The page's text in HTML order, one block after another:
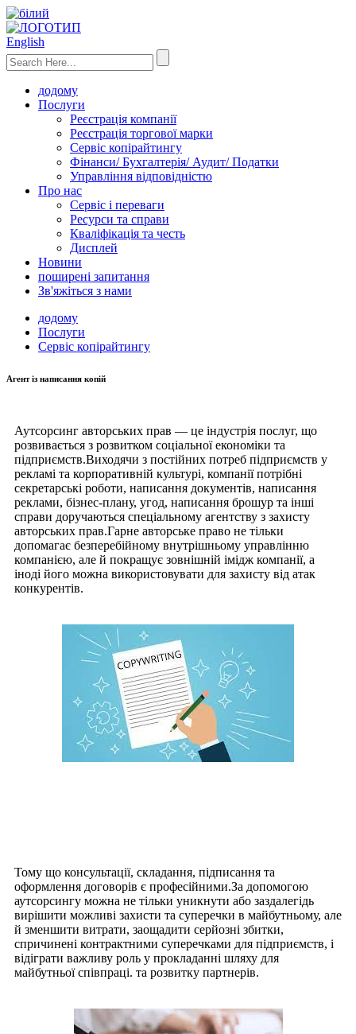
English
додому
Послуги
Реєстрація компанії
Реєстрація торгової марки
Сервіс копірайтингу
Фінанси/ Бухгалтерія/ Аудит/ Податки
Управління відповідністю
Про нас
Сервіс і переваги
Ресурси та справи
Кваліфікація та честь
Дисплей
Новини
поширені запитання
Зв'яжіться з нами
додому
Послуги
Сервіс копірайтингу
Агент із написання копій
Аутсорсинг авторських прав — це індустрія послуг, що
розвивається з розвитком соціальної економіки та
підприємств.Виходячи з постійних потреб підприємств у
рекламі та корпоративній культурі, компанії потрібні
секретарські роботи, написання документів, написання
реклами, бізнес-плану, угод, написання брошур та інші
справи доручаються спеціальному агентству з захисту
авторських прав.Гарне авторське право не тільки
допомагає безперебійному внутрішньому управлінню
компанією, але й покращує зовнішній імідж компанії, а
іноді його можна використовувати для захисту від атак
конкурентів.
Тому що консультації, складання, підписання та
оформлення договорів є професійними.За допомогою
аутсорсингу можна не тільки уникнути або заздалегідь
вирішити можливі захисти та суперечки в майбутньому, але
й зменшити витрати, заощадити серйозні збитки,
спричинені контрактними суперечками для підприємств, і
відіграти важливу роль у прокладанні шляху для
майбутньої співпраці. та розвитку партнерів.